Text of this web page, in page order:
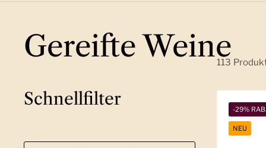
Gereifte Weine
Schnellfilter
113
-29%
NEU